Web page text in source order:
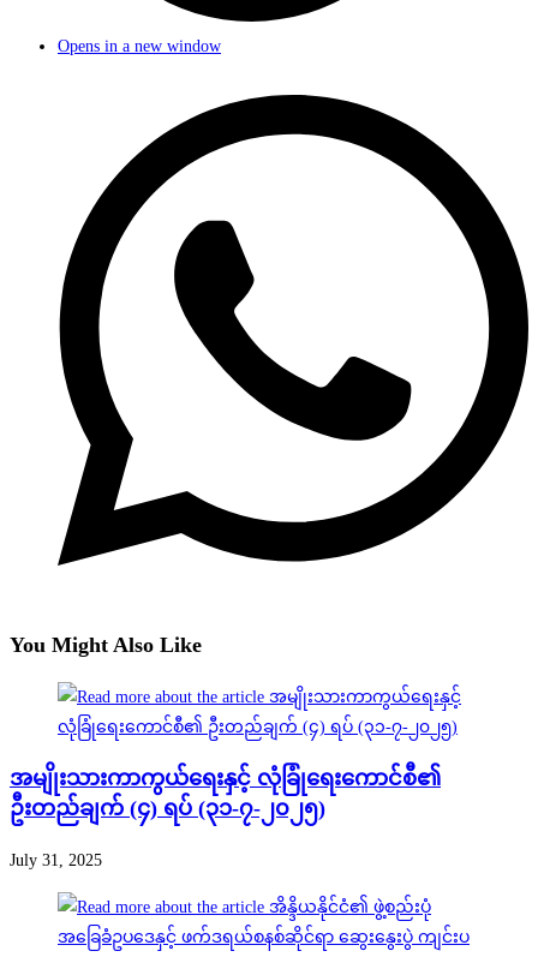
Opens in a new window
You Might Also Like
အမျိုးသားကာကွယ်ရေးနှင့် လုံခြုံရေးကောင်စီ၏
ဦးတည်ချက် (၄) ရပ် (၃၁-၇-၂၀၂၅)
July 31, 2025